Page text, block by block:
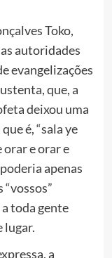
Toko,
autoridades
evangelizações
que, a
deixou uma
é, “sala ye
orar e orar e
apenas
toda gente
lugar.
a